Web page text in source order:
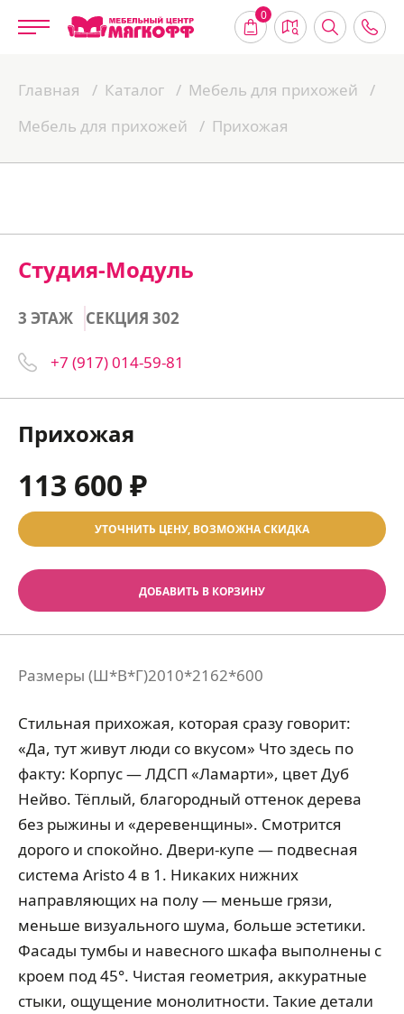
0
Главная Каталог
Мебель для прихожей
Мебель для прихожей
Прихожая
Студия-Модуль
3 ЭТАЖ СЕКЦИЯ 302
+7 (917) 014-59-81
Прихожая
113 600 ₽
УТОЧНИТЬ ЦЕНУ, ВОЗМОЖНА СКИДКА
ДОБАВИТЬ В КОРЗИНУ
Размеры (Ш*В*Г)2010*2162*600
Стильная прихожая, которая сразу говорит:
«Да, тут живут люди со вкусом» Что здесь по
факту: Корпус — ЛДСП «Ламарти», цвет Дуб
Нейво. Тёплый, благородный оттенок дерева
без рыжины и «деревенщины». Смотрится
дорого и спокойно. Двери-купе — подвесная
система Aristo 4 в 1. Никаких нижних
направляющих на полу — меньше грязи,
меньше визуального шума, больше эстетики.
Фасады тумбы и навесного шкафа выполнены с
кроем под 45°. Чистая геометрия, аккуратные
стыки, ощущение монолитности. Такие детали